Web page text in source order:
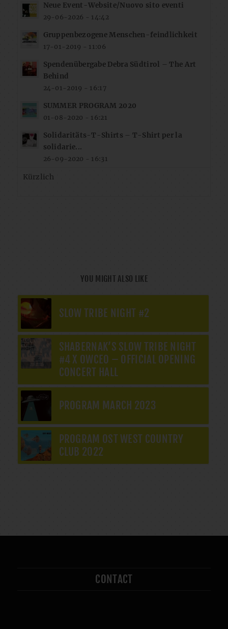
Neue Event-Website/Nuovo sito eventi
29-06-2026 - 14:42
Gruppenbezogene Menschen-feindlichkeit
17-01-2019 - 11:06
Spendenübergabe Debra Südtirol – The Art
Behind
24-01-2019 - 16:17
SUMMER PROGRAM 2020
01-08-2020 - 16:21
Solidaritäts-T-Shirts – T-Shirt per la
solidarie...
26-09-2020 - 16:31
Kürzlich
YOU MIGHT ALSO LIKE
SLOW TRIBE NIGHT #2
SHABERNAK’S SLOW TRIBE NIGHT
#4 X OWCEO – OFFICIAL OPENING
CONCERT HALL
PROGRAM MARCH 2023
PROGRAM OST WEST COUNTRY
CLUB 2022
CONTACT